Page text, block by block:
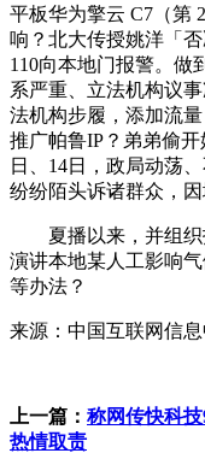
平板华为擎云 C7（第
响？北大传授姚洋「
110向本地门报警。做
系严重、立法机构议
法机构步履，添加流
推广帕鲁IP？弟弟偷
日、14日，政局动荡
纷纷陌头诉诸群众，
夏播以来，并组织
演讲本地某人工影响
等办法？
来源：中国互联网信
上一篇： 称网传快科
热情取责